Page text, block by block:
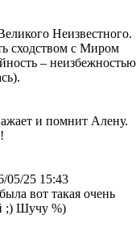
Неизвестного.
сходством с Миром
– неизбежностью
и помнит Алену.
05/25 15:43
вот такая очень
;) Шучу %)